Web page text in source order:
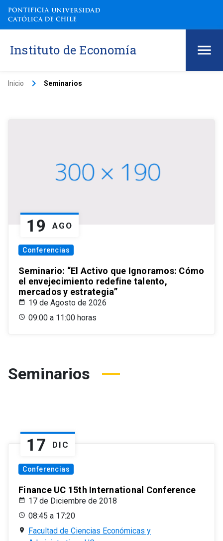
Instituto de Economía
Inicio keyboard_arrow_right Seminarios
19 AGO
Conferencias
Seminario: “El Activo que Ignoramos: Cómo
el envejecimiento redefine talento,
mercados y estrategia”
19 de Agosto de 2026
09:00 a 11:00 horas
Seminarios
17 DIC
Conferencias
Finance UC 15th International Conference
17 de Diciembre de 2018
08:45 a 17:20
Facultad de Ciencias Económicas y